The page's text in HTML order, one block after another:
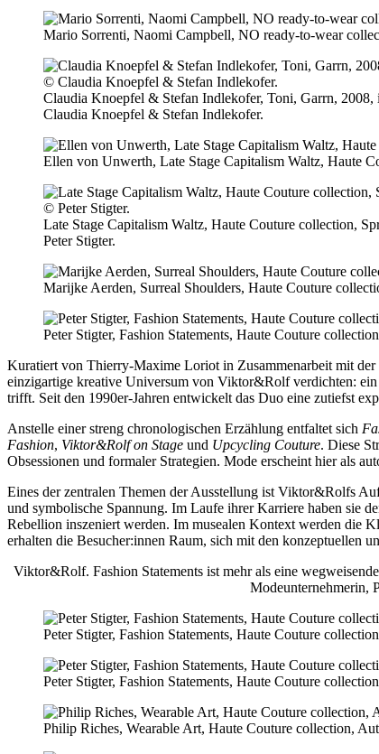
Mario Sorrenti, Naomi Campbell, NO ready-to-wear
Claudia Knoepfel & Stefan Indlekofer, Toni, Garrn,
Claudia Knoepfel & Stefan Indlekofer.
Ellen von Unwerth, Late Stage Capitalism Waltz, Haute
Late Stage Capitalism Waltz, Haute Couture collection,
Peter Stigter.
Marijke Aerden, Surreal Shoulders, Haute Couture
Peter Stigter, Fashion Statements, Haute Couture
Kuratiert von Thierry-Maxime Loriot in Zusammenarbeit mit
einzigartige kreative Universum von Viktor&Rolf verdichten:
trifft. Seit den 1990er-Jahren entwickelt das Duo eine zutiefst
Anstelle einer streng chronologischen Erzählung entfaltet sich
Fashion, Viktor&Rolf on Stage und Upcycling Couture. Diese
Obsessionen und formaler Strategien. Mode erscheint hier als
Eines der zentralen Themen der Ausstellung ist Viktor&Rolfs
und symbolische Spannung. Im Laufe ihrer Karriere haben sie
Rebellion inszeniert werden. Im musealen Kontext werden die
erhalten die Besucher:innen Raum, sich mit den konzeptuellen
Viktor&Rolf. Fashion Statements ist mehr als eine
Modeunternehmerin,
Peter Stigter, Fashion Statements, Haute Couture
Peter Stigter, Fashion Statements, Haute Couture
Philip Riches, Wearable Art, Haute Couture collection,